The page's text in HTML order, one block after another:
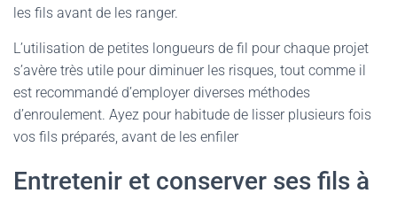
les fils avant de les ranger.
L’utilisation de petites longueurs de fil pour chaque projet
s’avère très utile pour diminuer les risques, tout comme il
est recommandé d’employer diverses méthodes
d’enroulement. Ayez pour habitude de lisser plusieurs fois
vos fils préparés, avant de les enfiler
Entretenir et conserver ses fils à